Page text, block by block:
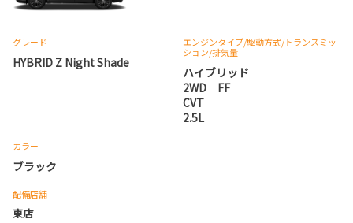
グレード
HYBRID Z Night Shade
エンジンタイプ/駆動方式/トランスミッ
ション/排気量
ハイブリッド
2WD FF
CVT
2.5L
カラー
ブラック
配備店舗
東店